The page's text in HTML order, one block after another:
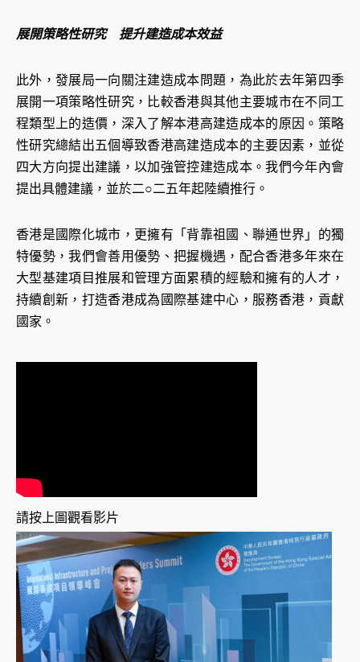
展開策略性研究 提升建造成本效益
此外，發展局一向關注建造成本問題，為此於去年第四季
展開一項策略性研究，比較香港與其他主要城市在不同工
程類型上的造價，深入了解本港高建造成本的原因。策略
性研究總結出五個導致香港高建造成本的主要因素，並從
四大方向提出建議，以加強管控建造成本。我們今年內會
提出具體建議，並於二○二五年起陸續推行。
香港是國際化城市，更擁有「背靠祖國、聯通世界」的獨
特優勢，我們會善用優勢、把握機遇，配合香港多年來在
大型基建項目推展和管理方面累積的經驗和擁有的人才，
持續創新，打造香港成為國際基建中心，服務香港，貢獻
國家。
請按上圖觀看影片